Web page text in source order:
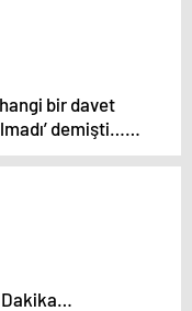
bir davet
demişti…
Kurum’dan canlı
‘U dönüşü’:
Dakika…